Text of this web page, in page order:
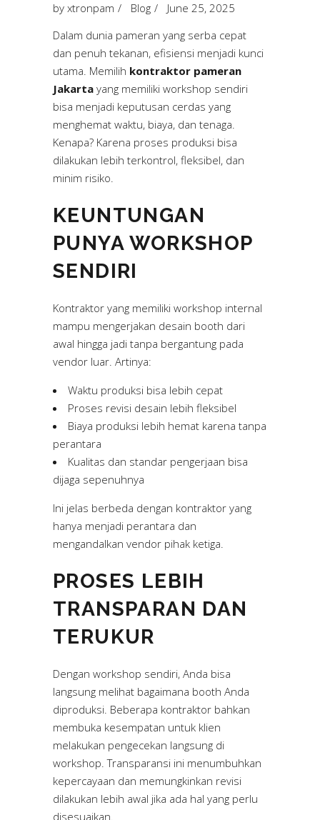
by xtronpam Blog
June 25, 2025
Dalam dunia pameran yang serba cepat
dan penuh tekanan, efisiensi menjadi kunci
utama. Memilih kontraktor pameran
Jakarta yang memiliki workshop sendiri
bisa menjadi keputusan cerdas yang
menghemat waktu, biaya, dan tenaga.
Kenapa? Karena proses produksi bisa
dilakukan lebih terkontrol, fleksibel, dan
minim risiko.
KEUNTUNGAN
PUNYA WORKSHOP
SENDIRI
Kontraktor yang memiliki workshop internal
mampu mengerjakan desain booth dari
awal hingga jadi tanpa bergantung pada
vendor luar. Artinya:
Waktu produksi bisa lebih cepat
Proses revisi desain lebih fleksibel
Biaya produksi lebih hemat karena tanpa
perantara
Kualitas dan standar pengerjaan bisa
dijaga sepenuhnya
Ini jelas berbeda dengan kontraktor yang
hanya menjadi perantara dan
mengandalkan vendor pihak ketiga.
PROSES LEBIH
TRANSPARAN DAN
TERUKUR
Dengan workshop sendiri, Anda bisa
langsung melihat bagaimana booth Anda
diproduksi. Beberapa kontraktor bahkan
membuka kesempatan untuk klien
melakukan pengecekan langsung di
workshop. Transparansi ini menumbuhkan
kepercayaan dan memungkinkan revisi
dilakukan lebih awal jika ada hal yang perlu
disesuaikan.